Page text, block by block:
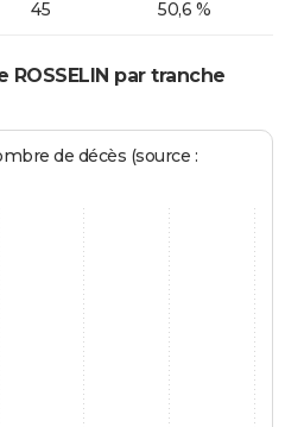
45 50,6 %
par tranche
de décès (source :